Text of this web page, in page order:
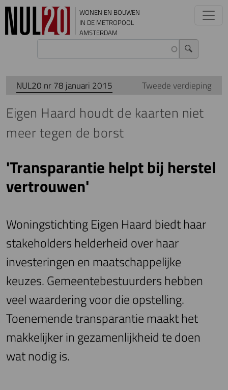
Overslaan en naar de inhoud gaan
WONEN EN BOUWEN
IN DE METROPOOL
AMSTERDAM
NUL20 nr 78 januari 2015 Tweede verdieping
Eigen Haard houdt de kaarten niet
meer tegen de borst
'Transparantie helpt bij herstel
vertrouwen'
Woningstichting Eigen Haard biedt haar
stakeholders helderheid over haar
investeringen en maatschappelijke
keuzes. Gemeentebestuurders hebben
veel waardering voor die opstelling.
Toenemende transparantie maakt het
makkelijker in gezamenlijkheid te doen
wat nodig is.